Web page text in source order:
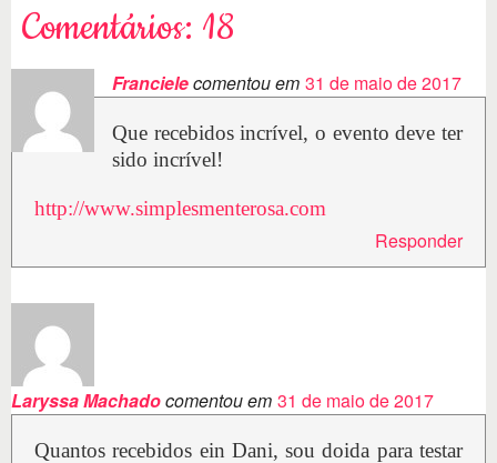
Comentários: 18
Francielecomentou em 31 de maio de 2017
Que recebidos incrível, o evento deve ter
sido incrível!
http://www.simplesmenterosa.com
Responder
Laryssa Machadocomentou em 31 de maio de 2017
Quantos recebidos ein Dani, sou doida para testar